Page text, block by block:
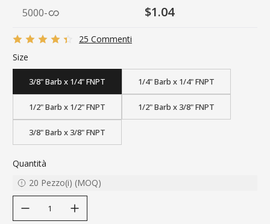
5000- $1.04
25 Commenti
Size
3/8" Barb x 1/4" FNPT 1/4" Barb x 1/4" FNPT
1/2" Barb x 1/2" FNPT 1/2" Barb x 3/8" FNPT
3/8" Barb x 3/8" FNPT
Quantità
20 Pezzo(i) (MOQ)